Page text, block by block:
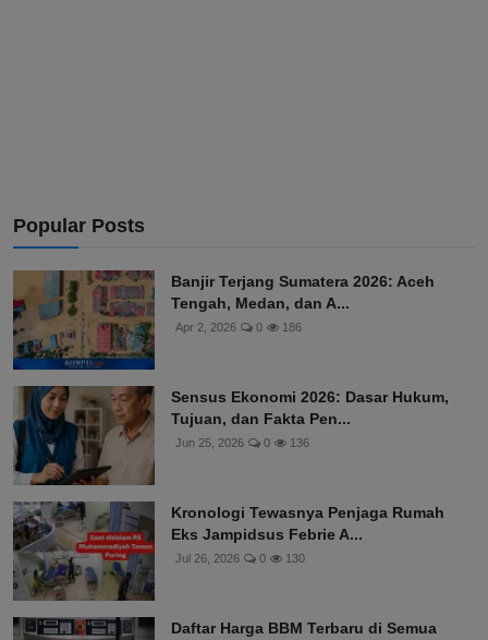
Popular Posts
Banjir Terjang Sumatera 2026: Aceh
Tengah, Medan, dan A...
Apr 2, 2026 0 186
Sensus Ekonomi 2026: Dasar Hukum,
Tujuan, dan Fakta Pen...
Jun 25, 2026 0 136
Kronologi Tewasnya Penjaga Rumah
Eks Jampidsus Febrie A...
Jul 26, 2026 0 130
Daftar Harga BBM Terbaru di Semua